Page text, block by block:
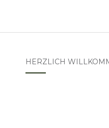
HERZLICH